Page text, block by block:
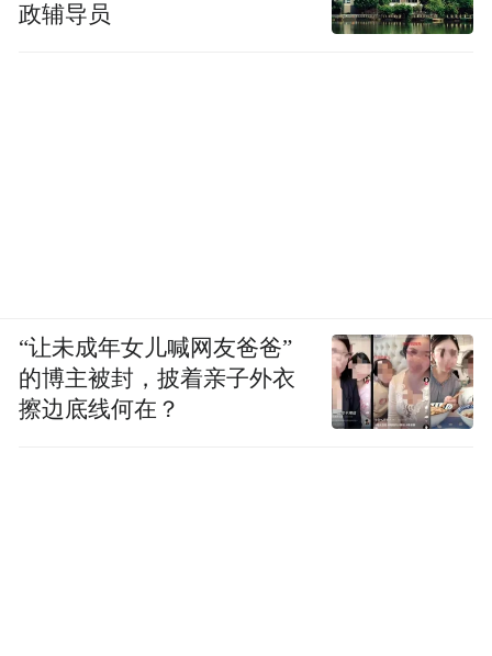
政辅导员
“让未成年女儿喊网友爸爸”
的博主被封，披着亲子外衣
擦边底线何在？